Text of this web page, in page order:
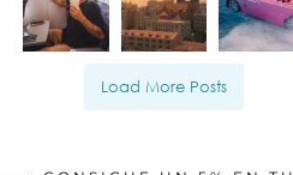
Load More Posts